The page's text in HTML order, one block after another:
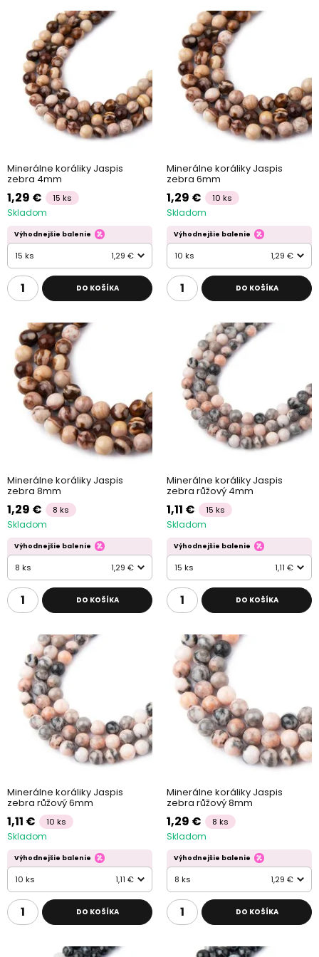
Minerálne koráliky Jaspis
zebra 4mm
1,29 € 15 ks
Skladom
Výhodnejšie balenie
15 ks 1,29 €
DO KOŠÍKA
Minerálne koráliky Jaspis
zebra 6mm
1,29 € 10 ks
Skladom
Výhodnejšie balenie
10 ks 1,29 €
DO KOŠÍKA
Minerálne koráliky Jaspis
zebra 8mm
1,29 € 8 ks
Skladom
Výhodnejšie balenie
8 ks 1,29 €
DO KOŠÍKA
Minerálne koráliky Jaspis
zebra růžový 4mm
1,11 € 15 ks
Skladom
Výhodnejšie balenie
15 ks 1,11 €
DO KOŠÍKA
Minerálne koráliky Jaspis
zebra růžový 6mm
1,11 € 10 ks
Skladom
Výhodnejšie balenie
10 ks 1,11 €
DO KOŠÍKA
Minerálne koráliky Jaspis
zebra růžový 8mm
1,29 € 8 ks
Skladom
Výhodnejšie balenie
8 ks 1,29 €
DO KOŠÍKA